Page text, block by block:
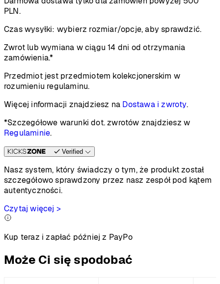
PLN.
Czas wysyłki: wybierz rozmiar/opcje, aby sprawdzić.
Zwrot lub wymiana w ciągu 14 dni od otrzymania
zamówienia.*
Przedmiot jest przedmiotem kolekcjonerskim w
rozumieniu regulaminu.
Więcej informacji znajdziesz na Dostawa i zwroty.
*Szczegółowe warunki dot. zwrotów znajdziesz w
Regulaminie.
Verified
Nasz system, który świadczy o tym, że produkt został
szczegółowo sprawdzony przez nasz zespół pod kątem
autentyczności.
Czytaj więcej >
Kup teraz i zapłać później z PayPo
Może Ci się spodobać